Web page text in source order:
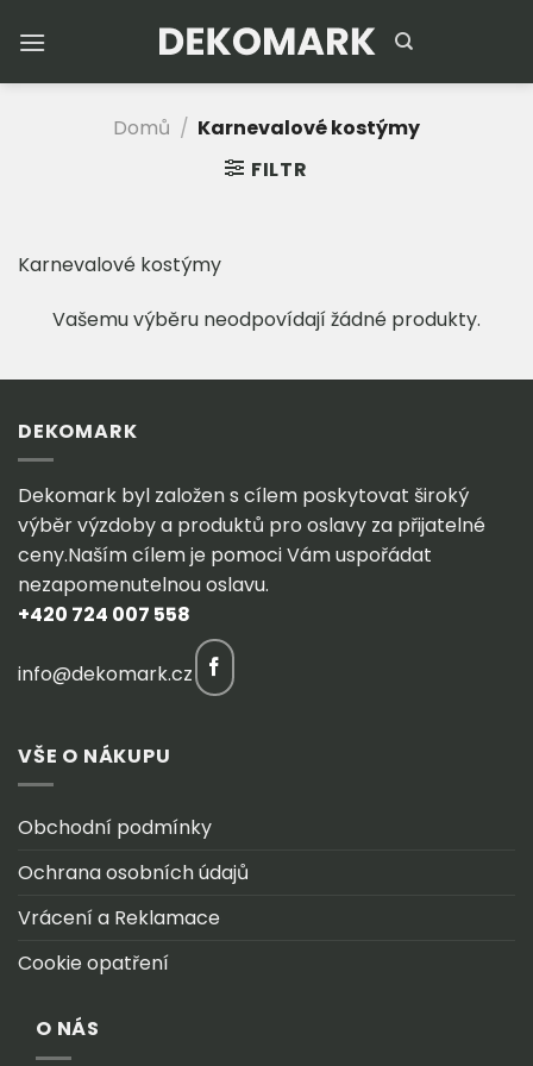
na
Domů / Karnevalové kostýmy
FILTR
Karnevalové kostýmy
Vašemu výběru neodpovídají žádné produkty.
DEKOMARK
Dekomark byl založen s cílem poskytovat široký
výběr výzdoby a produktů pro oslavy za přijatelné
ceny.Naším cílem je pomoci Vám uspořádat
nezapomenutelnou oslavu.
+420 724 007 558
info@dekomark.cz
VŠE O NÁKUPU
Obchodní podmínky
Ochrana osobních údajů
Vrácení a Reklamace
Cookie opatření
O NÁS